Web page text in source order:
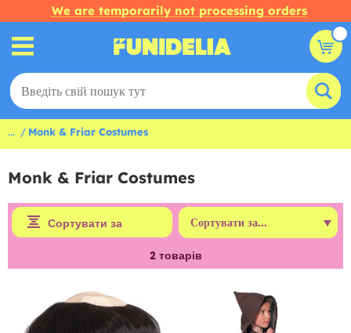
We are temporarily not processing orders
... Monk & Friar Costumes
Monk & Friar Costumes
Сортувати за
2товарів